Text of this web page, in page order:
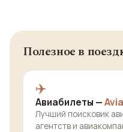
Полезное в
✈️
Авиабилеты —
Лучший поисковик
агентств и